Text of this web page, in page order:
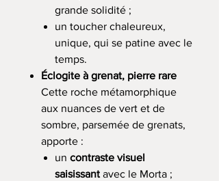
grande solidité ;
un toucher chaleureux,
unique, qui se patine avec le
temps.
Éclogite à grenat, pierre rare
Cette roche métamorphique
aux nuances de vert et de
sombre, parsemée de grenats,
apporte :
un contraste visuel
saisissant avec le Morta ;